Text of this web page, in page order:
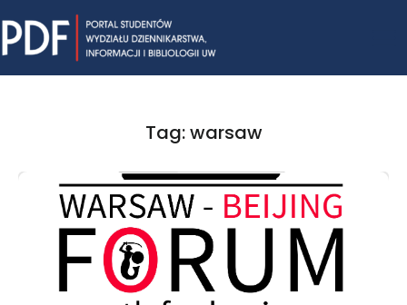
to
content
Tag: warsaw
Strona
Strona